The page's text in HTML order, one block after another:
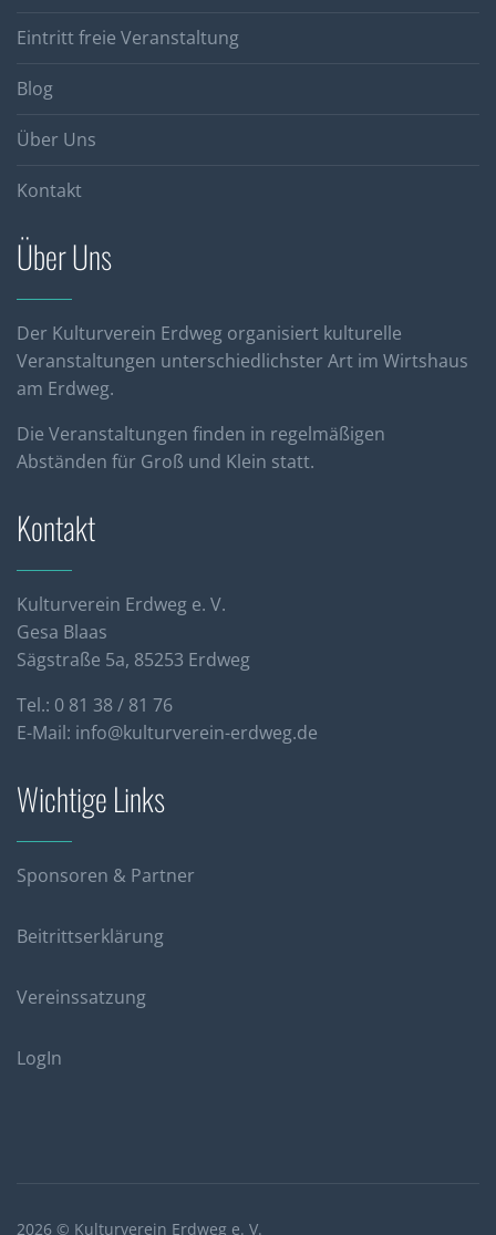
Eintritt freie Veranstaltung
Blog
Über Uns
Kontakt
Über Uns
Der Kulturverein Erdweg organisiert kulturelle
Veranstaltungen unterschiedlichster Art im Wirtshaus
am Erdweg.
Die Veranstaltungen finden in regelmäßigen
Abständen für Groß und Klein statt.
Kontakt
Kulturverein Erdweg e. V.
Gesa Blaas
Sägstraße 5a, 85253 Erdweg
Tel.: 0 81 38 / 81 76
E-Mail: info@kulturverein-erdweg.de
Wichtige Links
Sponsoren & Partner
Beitrittserklärung
Vereinssatzung
LogIn
2026 © Kulturverein Erdweg e. V.